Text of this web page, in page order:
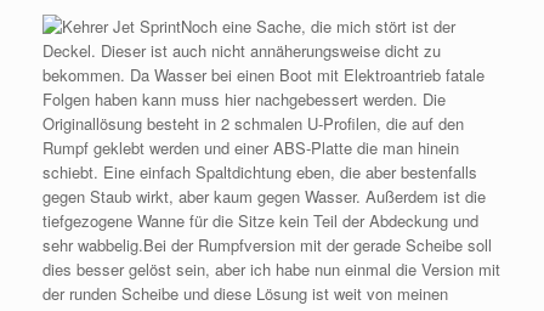
Noch eine Sache, die mich stört ist der
Deckel. Dieser ist auch nicht annäherungsweise dicht zu
bekommen. Da Wasser bei einen Boot mit Elektroantrieb fatale
Folgen haben kann muss hier nachgebessert werden. Die
Originallösung besteht in 2 schmalen U-Profilen, die auf den
Rumpf geklebt werden und einer ABS-Platte die man hinein
schiebt. Eine einfach Spaltdichtung eben, die aber bestenfalls
gegen Staub wirkt, aber kaum gegen Wasser. Außerdem ist die
tiefgezogene Wanne für die Sitze kein Teil der Abdeckung und
sehr wabbelig.Bei der Rumpfversion mit der gerade Scheibe soll
dies besser gelöst sein, aber ich habe nun einmal die Version mit
der runden Scheibe und diese Lösung ist weit von meinen